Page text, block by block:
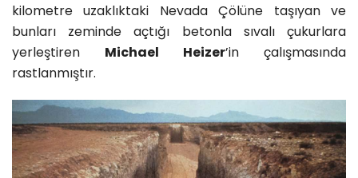
kilometre uzaklıktaki Nevada Çölüne taşıyan ve
bunları zeminde açtığı betonla sıvalı çukurlara
yerleştiren Michael Heizer’in çalışmasında
rastlanmıştır.